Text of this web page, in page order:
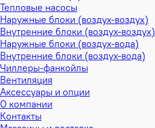
Тепловые насосы
Наружные блоки (воздух-воздух)
Внутренние блоки (воздух-воздух)
Наружные блоки (воздух-вода)
Внутренние блоки (воздух-вода)
Чиллеры-фанкойлы
Вентиляция
Аксессуары и опции
О компании
Контакты